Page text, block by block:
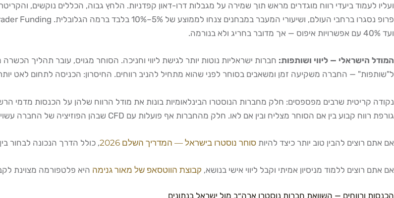
ועד 40% עם אפשרויות איפוס — אך מדובר בחריג ולא בנורמה.
המודל הישראלי — ליווי ושותפות: חברות ישראליות נוטות יותר לגישת ליווי וחניכה. הסוחר מגויס, עובר תהליך
ל"שותפות" — החברה משקיעה זמן ומשאבים בסוחר לפני שהוא מתחיל להניב רווחים. החיסרון: הכניסה לתחום לאט יותר,
גורפת רווח קבוע בין אם הסוחר מצליח ובין אם לאו. חלק מהחברות אף פועלות עם CFD שבהן הפוזיציה של החברה עשויה להיות הפוכה לזו של הסוחר — מה שיוצר ניגוד עניינים מובנה.
אם אתם רוצים להבין טוב יותר כיצד להיות סוחר נוסטרו בישראל — המדריך השלם 2026 , כולל הדרך הנכונה לבחור
אם אתם רוצים ללמוד מניסיון אמיתי וקבל ליווי אישי בנושא, קבוצת הווטסאפ של מאור גנימה היא פלטפורמה מצוינת
הכנסות ורווחים — השוואת חברות נוסטרו ארה״ב מול ישראל בנתונים